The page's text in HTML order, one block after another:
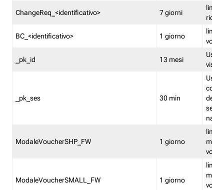
ChangeReq_<identificativo> 7 giorni
limita
BC_<identificativo> 1 giorno
limita
_pk_id 13 mesi
_pk_ses 30 min
ModaleVoucherSHP_FW 1 giorno
ModaleVoucherSMALL_FW 1 giorno